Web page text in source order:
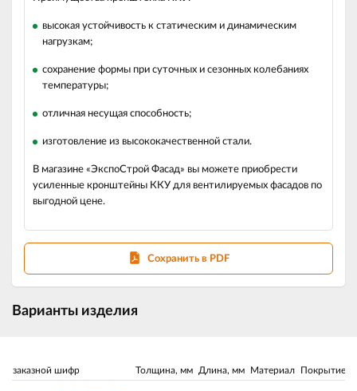
высокая устойчивость к статическим и динамическим
нагрузкам;
сохранение формы при суточных и сезонных колебаниях
температуры;
отличная несущая способность;
изготовление из высококачественной стали.
В магазине «ЭкспоСтрой Фасад» вы можете приобрести
усиленные кронштейны ККУ для вентилируемых фасадов по
выгодной цене.
Сохранить в PDF
Варианты изделия
заказной шифр Толщина, мм Длина, мм Материал Покрытие